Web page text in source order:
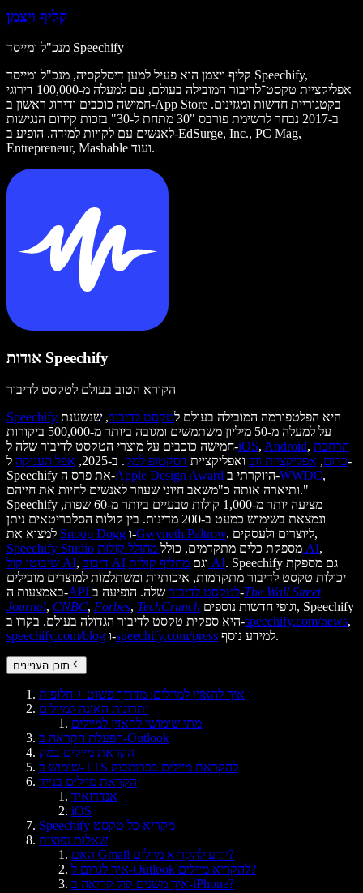
קליף ויצמן
מנכ"ל ומייסד Speechify
קליף ויצמן הוא פעיל למען דיסלקסיה, מנכ"ל ומייסד Speechify,
אפליקציית טקסט־לדיבור המובילה בעולם, עם למעלה מ-100,000 דירוגי
חמישה כוכבים ודירוג ראשון ב-App Store בקטגוריית חדשות ומגזינים.
ב-2017 נבחר לרשימת פורבס "30 מתחת ל-30" בזכות קידום הנגישות
לאנשים עם לקויות למידה. הופיע ב-EdSurge, Inc., PC Mag,
Entrepreneur, Mashable ועוד.
אודות Speechify
הקורא הטוב בעולם לטקסט לדיבור
Speechify
היא הפלטפורמה המובילה בעולם לטקסט לדיבור, שנשענת
על למעלה מ-50 מיליון משתמשים ומגובה ביותר מ-500,000 ביקורות
חמישה כוכבים על מוצרי הטקסט לדיבור שלה ל-iOS, Android, הרחבת
כרום, אפליקציית ווב ואפליקציית דסקטופ למק. ב-2025, אפל העניקה ל-
Speechify את פרס ה-Apple Design Award היוקרתי ב-WWDC,
ותיארה אותה כ"משאב חיוני שעוזר לאנשים לחיות את חייהם."
Speechify מציעה יותר מ-1,000 קולות טבעיים ביותר מ-60 שפות,
ונמצאת בשימוש כמעט ב-200 מדינות. בין קולות הסלבריטאים ניתן
Snoop Dogg ו-Gwyneth Paltrow
. ליוצרים ולעסקים,
Speechify Studio
מספקת כלים מתקדמים, כולל מחולל קולות AI,
שיבוטי קול AI, דיבוב AI וגם מחליף קולות AI. Speechify גם מספקת
יכולות טקסט לדיבור מתקדמות, איכותיות ומשתלמות למוצרים מובילים
באמצעות ה-
API לטקסט לדיבורשלה. הופיעה ב-The Wall Street
Journal, CNBC, Forbes, TechCrunch
היא ספקית טקסט לדיבור הגדולה בעולם. בקרו ב-speechify.com/news,
speechify.com/blog ו-speechify.com/press למידע נוסף.
תוכן העניינים
איך להאזין למיילים: מדריך פשוט + חלופות
יתרונות האזנה למיילים
מתי שימושי להאזין למיילים
הפעלת הקראה ב-Outlook
הקראת מיילים במק
שימוש ב-TTS להקראת מיילים בכרומבוק
הקראת מיילים בנייד
אנדרואיד
iOS
Speechify מקריא כל טקסט
שאלות נפוצות
האם Gmail יודע להקריא מיילים?
איך לגרום ל-Outlook להקריא מיילים?
איך משנים קול קריאה ב-iPhone?